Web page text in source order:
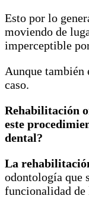
Esto por lo
moviendo de
imperceptible
Aunque también
caso.
Rehabilitación
este
dental?
La
odontología que
funcionalidad de